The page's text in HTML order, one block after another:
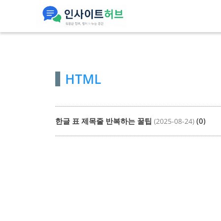
HTML
한글 표 제목줄 반복하는 꿀팁 (2025-08-24) (0)